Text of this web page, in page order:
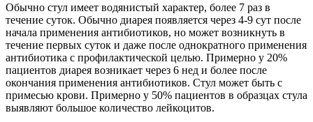
Обычно стул имеет водянистый характер, более 7 раз в
течение суток. Обычно диарея появляется через 4-9 сут после
начала применения антибиотиков, но может возникнуть в
течение первых суток и даже после однократного применения
антибиотика с профилактической целью. Примерно у 20%
пациентов диарея возникает через 6 нед и более после
окончания применения антибиотиков. Стул может быть с
примесью крови. Примерно у 50% пациентов в образцах стула
выявляют большое количество лейкоцитов.